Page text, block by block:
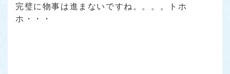
完璧に物事は進まないですね。。。。トホ
ホ・・・